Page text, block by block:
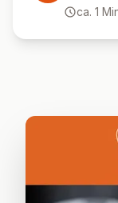
ca. 1